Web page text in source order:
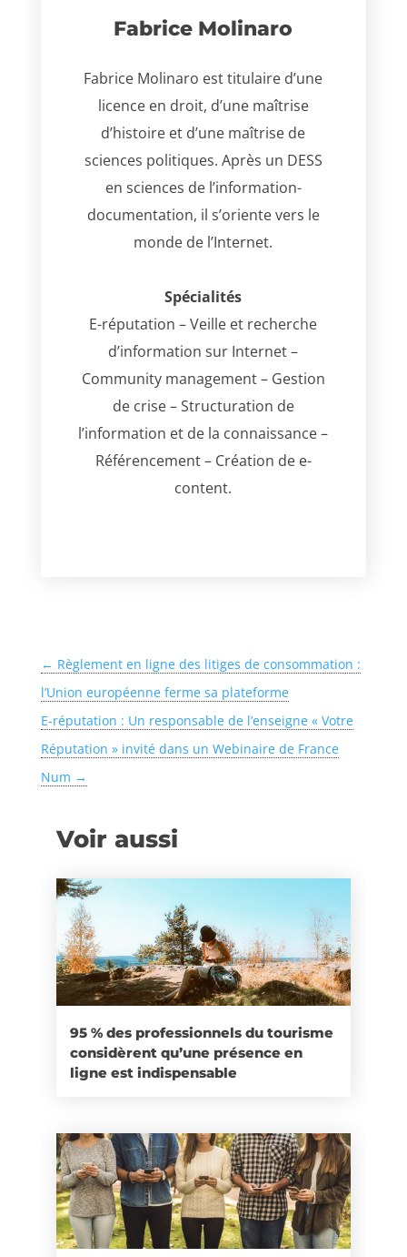
Fabrice Molinaro
Fabrice Molinaro est titulaire d’une
licence en droit, d’une maîtrise
d’histoire et d’une maîtrise de
sciences politiques. Après un DESS
en sciences de l’information-
documentation, il s’oriente vers le
monde de l’Internet.
Spécialités
E-réputation – Veille et recherche
d’information sur Internet –
Community management – Gestion
de crise – Structuration de
l’information et de la connaissance –
Référencement – Création de e-
content.
← Règlement en ligne des litiges de consommation :
l’Union européenne ferme sa plateforme
E-réputation : Un responsable de l’enseigne « Votre
Réputation » invité dans un Webinaire de France
Num →
Voir aussi
95 % des professionnels du tourisme
considèrent qu’une présence en
ligne est indispensable